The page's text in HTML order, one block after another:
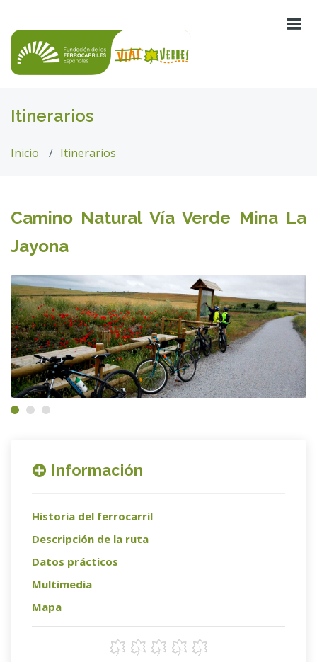
Itinerarios
Inicio Itinerarios
Camino Natural Vía Verde Mina La
Jayona
Información
Historia del ferrocarril
Descripción de la ruta
Datos prácticos
Multimedia
Mapa